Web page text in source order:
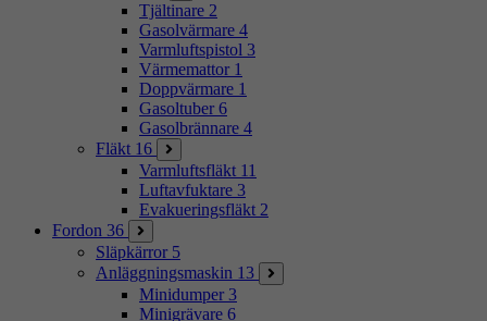
Tjältinare 2
Gasolvärmare 4
Varmluftspistol 3
Värmemattor 1
Doppvärmare 1
Gasoltuber 6
Gasolbrännare 4
Fläkt 16
Varmluftsfläkt 11
Luftavfuktare 3
Evakueringsfläkt 2
Fordon 36
Släpkärror 5
Anläggningsmaskin 13
Minidumper 3
Minigrävare 6